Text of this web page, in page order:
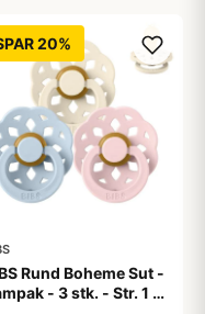
20%
Rund Boheme Sut -
- 3 stk. - Str. 1 -